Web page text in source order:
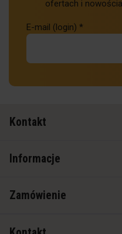
ofertach i
E-mail (login) *
Kontakt
Informacje
Zamówienie